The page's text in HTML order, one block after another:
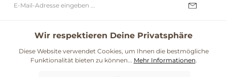
Mail-
UNSERE COMMUNITIES
Wir respektieren Deine Privatsphäre
Diese Website verwendet Cookies, um Ihnen die bestmögliche
Funktionalität bieten zu können... Mehr Informationen.